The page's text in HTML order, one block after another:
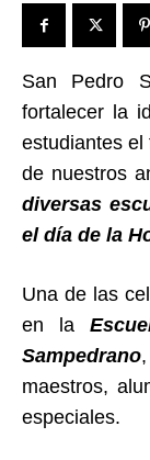
San Pedro
fortalecer la
estudiantes
de nuestros
diversas
el día de la
Una de las
en la
Sampedrano
maestros,
especiales.